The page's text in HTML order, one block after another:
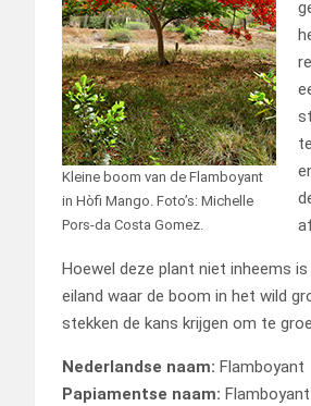
Kleine boom van de Flamboyant
in Hòfi Mango. Foto’s: Michelle
Pors-da Costa Gomez.
Hoewel deze plant niet inheems
eiland waar de boom in het wild
stekken de kans krijgen om te
Nederlandse naam: Flamboyant
Papiamentse naam: